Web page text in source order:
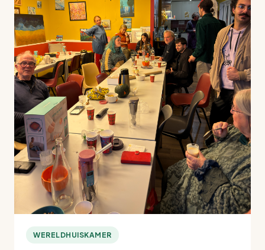
WERELDHUISKAMER